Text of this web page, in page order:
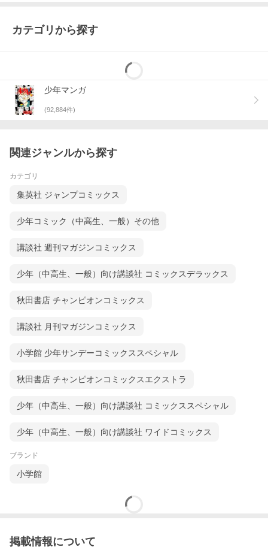
カテゴリから探す
少年マンガ
(92,884件)
関連ジャンルから探す
カテゴリ
集英社 ジャンプコミックス
少年コミック（中高生、一般）その他
講談社 週刊マガジンコミックス
少年（中高生、一般）向け講談社 コミックスデラックス
秋田書店 チャンピオンコミックス
講談社 月刊マガジンコミックス
小学館 少年サンデーコミックススペシャル
秋田書店 チャンピオンコミックスエクストラ
少年（中高生、一般）向け講談社 コミックススペシャル
少年（中高生、一般）向け講談社 ワイドコミックス
ブランド
小学館
掲載情報について